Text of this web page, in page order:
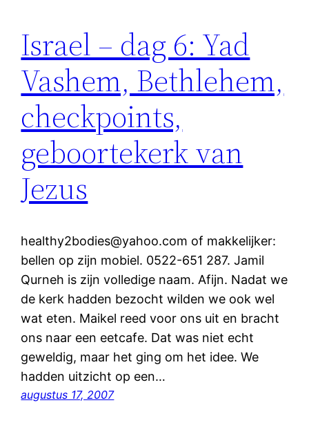
Israel – dag 6: Yad
Vashem, Bethlehem,
checkpoints,
geboortekerk van
Jezus
healthy2bodies@yahoo.com of makkelijker:
bellen op zijn mobiel. 0522-651 287. Jamil
Qurneh is zijn volledige naam. Afijn. Nadat we
de kerk hadden bezocht wilden we ook wel
wat eten. Maikel reed voor ons uit en bracht
ons naar een eetcafe. Dat was niet echt
geweldig, maar het ging om het idee. We
hadden uitzicht op een…
augustus 17, 2007